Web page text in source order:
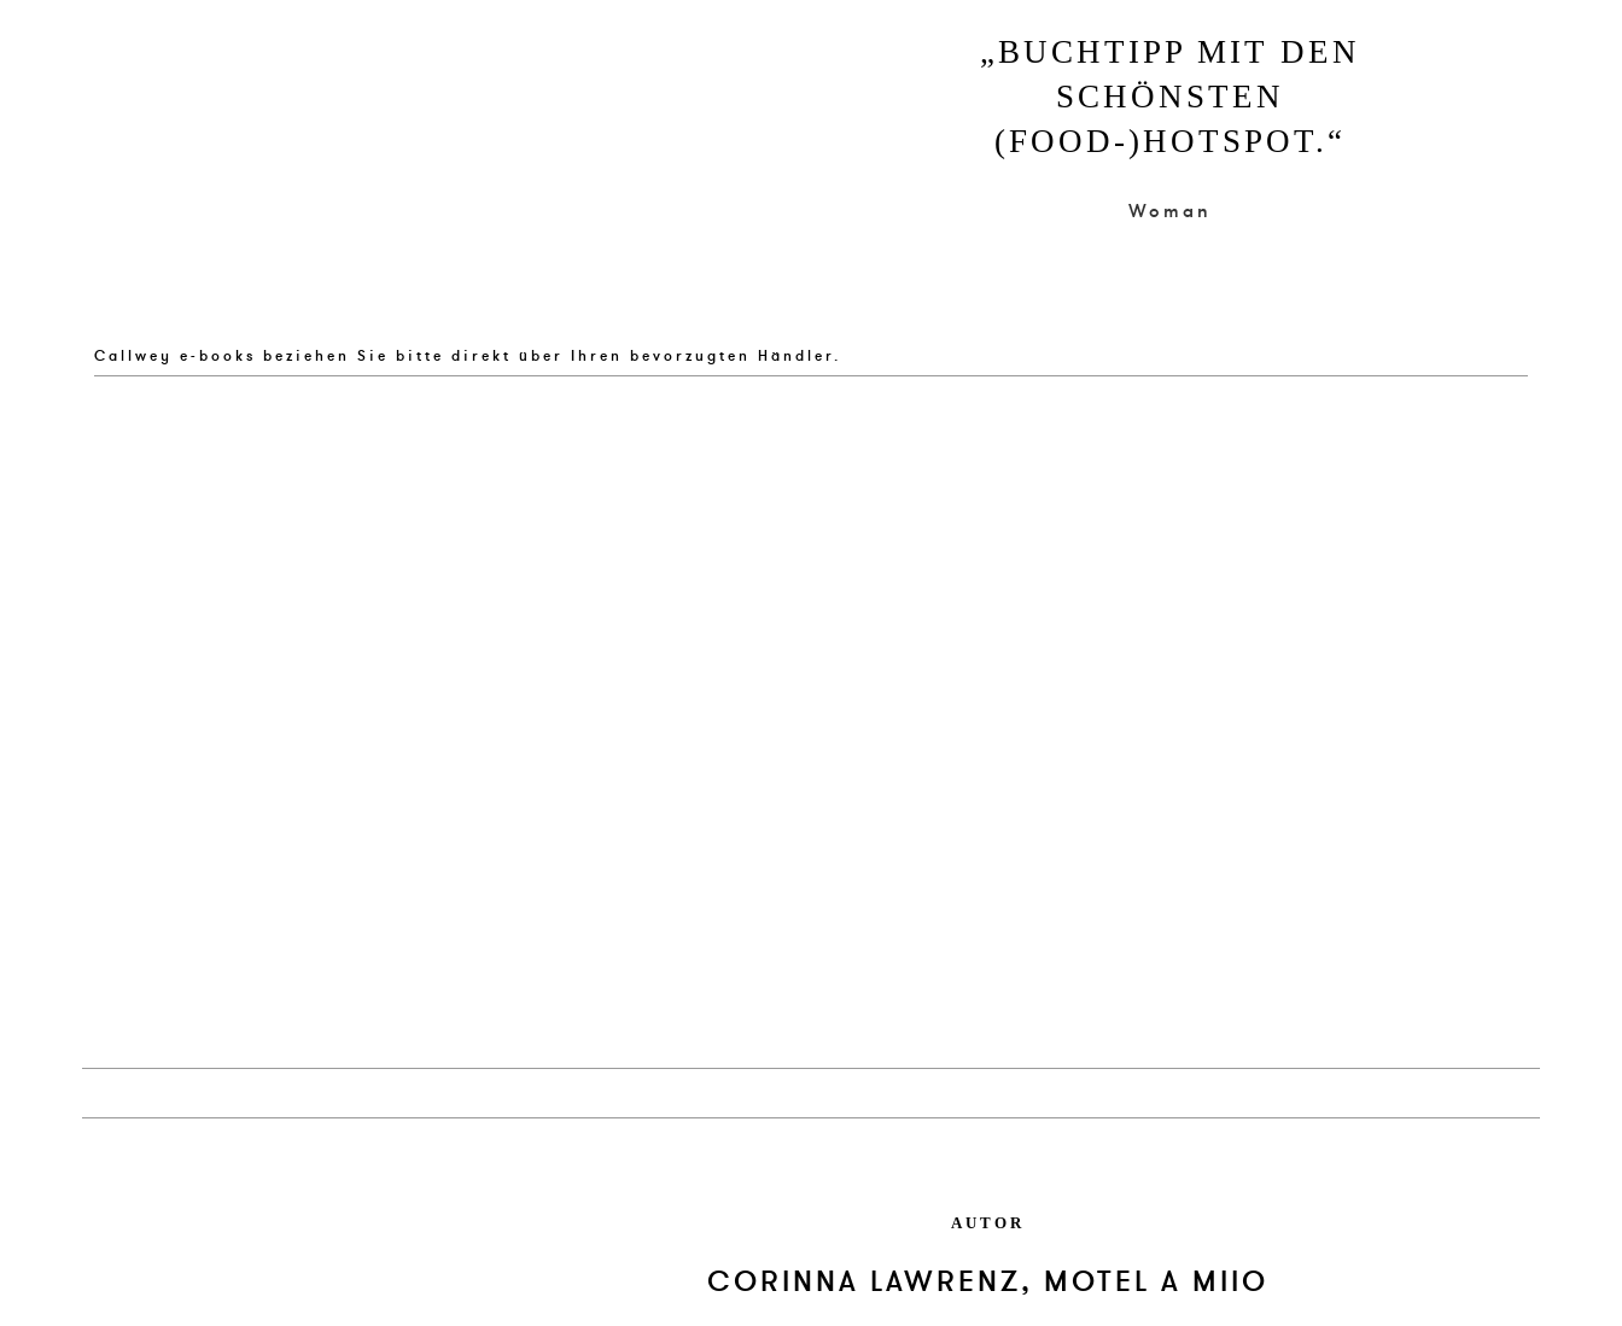
„BUCHTIPP MIT DEN
SCHÖNSTEN
(FOOD-)HOTSPOT. “
Woman
Callwey e-books beziehen Sie bitte direkt über Ihren bevorzugten Händler.
AUTOR
CORINNA LAWRENZ, MOTEL A MIIO